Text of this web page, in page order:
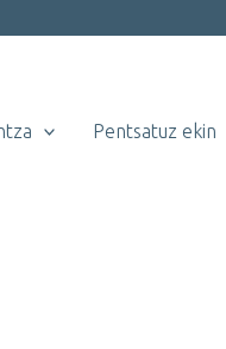
Pentsatuz ekin